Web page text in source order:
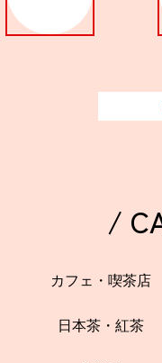
/
カフェ・喫茶店
日本茶・紅茶